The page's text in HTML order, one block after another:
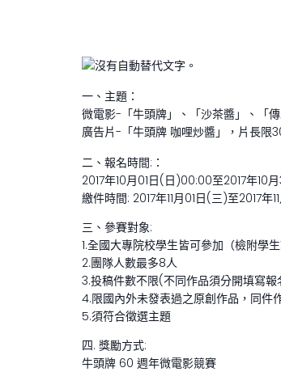
一、主題：
微電影-「牛頭牌」、「沙茶醬」、「
廣告片-「牛頭牌 咖哩炒醬」，片長限
二、報名時間:：
2017年10月01日(日)00:00至2017年10
繳件時間: 2017年11月01日(三)至2017年
三、參賽對象:
1.全國大專院校學生皆可參加（檢附學生
2.團隊人數最多8人
3.投稿件數不限(不同作品須分開填寫
4.限國內外未發表過之原創作品，同件
5.須符合徵選主題
四. 獎勵方式:
牛頭牌 60 週年微電影競賽